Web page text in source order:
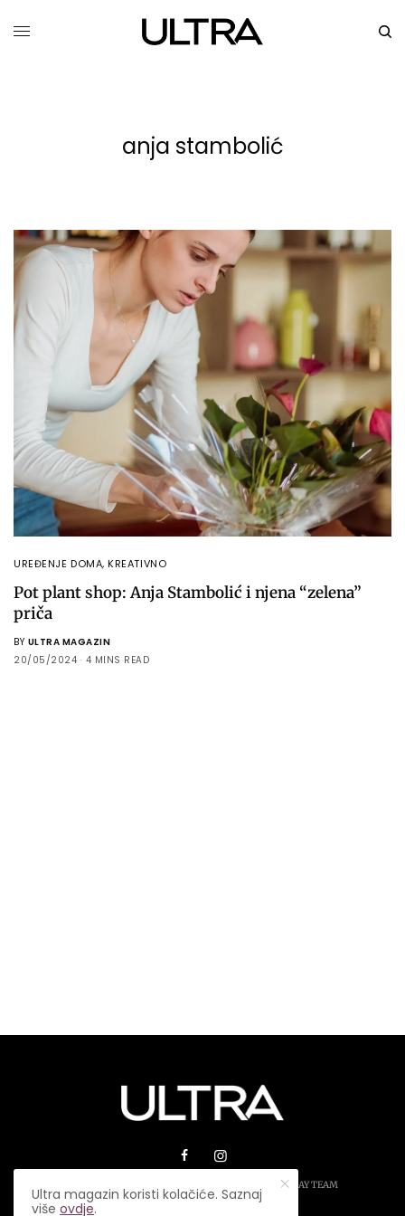
anja stambolić
UREĐENJE DOMA,KREATIVNO
Pot plant shop: Anja Stambolić i njena “zelena”
priča
BY ULTRA MAGAZIN
20/05/2024
4 MINS READ
© 2026 ULTRA MAGAZIN. SVA PRAVA ZADRŽANA.PLAY TEAM
Ultra magazin koristi kolačiće. Saznaj
višeovdje.